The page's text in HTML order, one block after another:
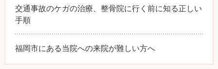
交通事故のケガの治療、整骨院に行く前に知る正しい
手順
福岡市にある当院への来院が難しい方へ